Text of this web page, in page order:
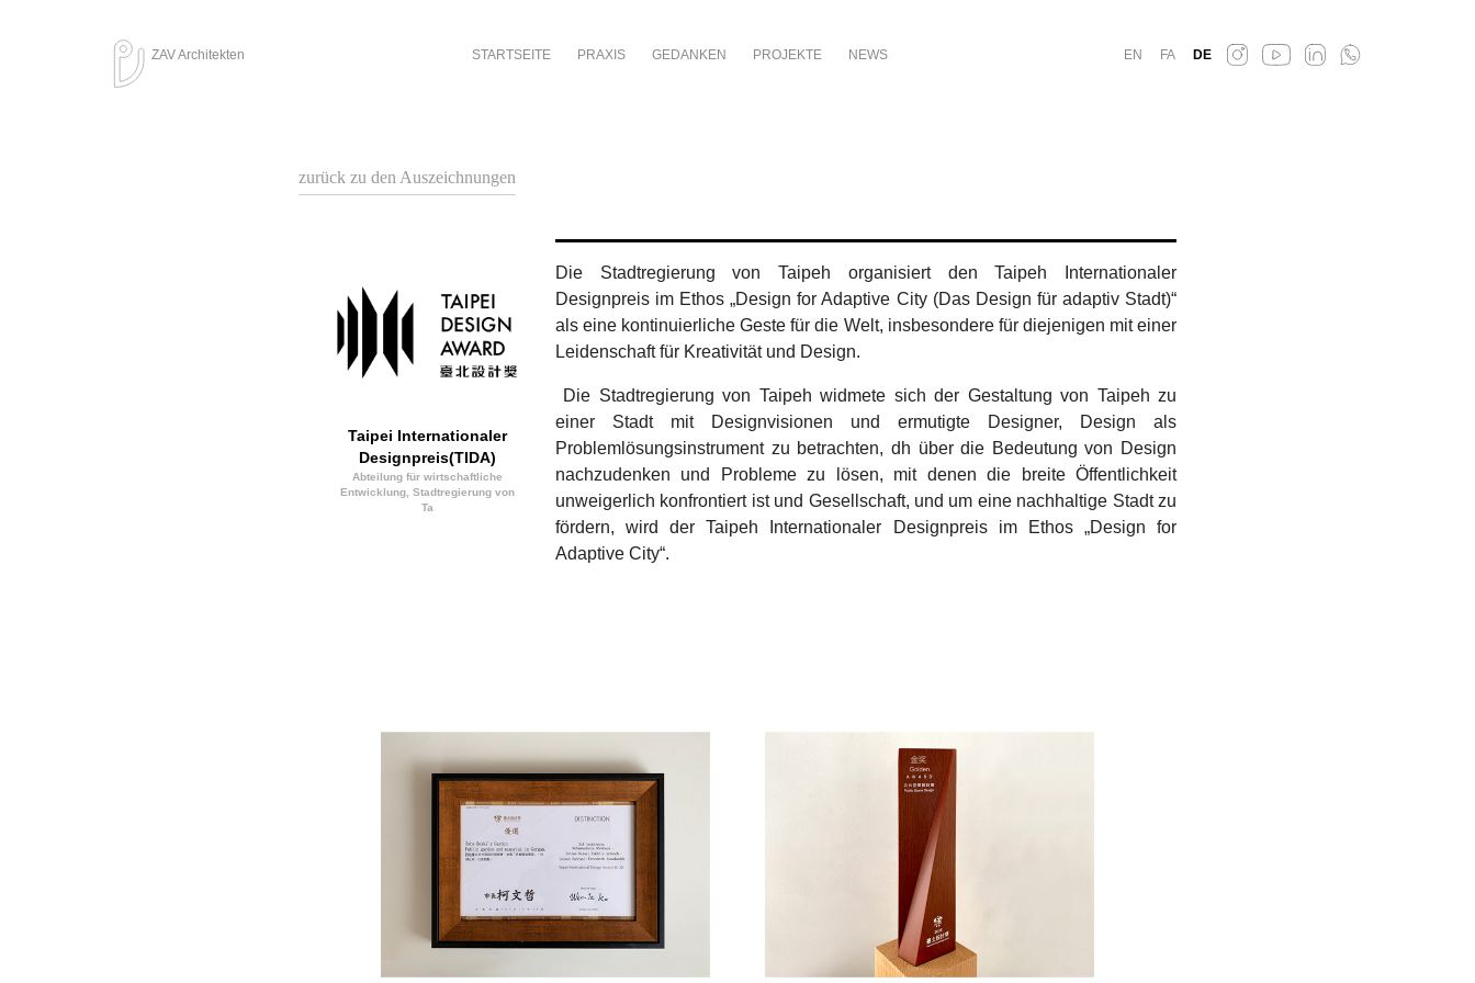
ZAV Architekten STARTSEITE PRAXIS GEDANKEN PROJEKTE NEWS EN FA DE
zurück zu den Auszeichnungen
Taipei Internationaler
Designpreis(TIDA)
Abteilung für wirtschaftliche
Entwicklung, Stadtregierung von
Ta
Die Stadtregierung von Taipeh organisiert den Taipeh Internationaler
Designpreis im Ethos „Design for Adaptive City (Das Design für adaptiv Stadt)“
als eine kontinuierliche Geste für die Welt, insbesondere für diejenigen mit einer
Leidenschaft für Kreativität und Design.
Die Stadtregierung von Taipeh widmete sich der Gestaltung von Taipeh zu
einer Stadt mit Designvisionen und ermutigte Designer, Design als
Problemlösungsinstrument zu betrachten, dh über die Bedeutung von Design
nachzudenken und Probleme zu lösen, mit denen die breite Öffentlichkeit
unweigerlich konfrontiert ist und Gesellschaft, und um eine nachhaltige Stadt zu
fördern, wird der Taipeh Internationaler Designpreis im Ethos „Design for
Adaptive City“.